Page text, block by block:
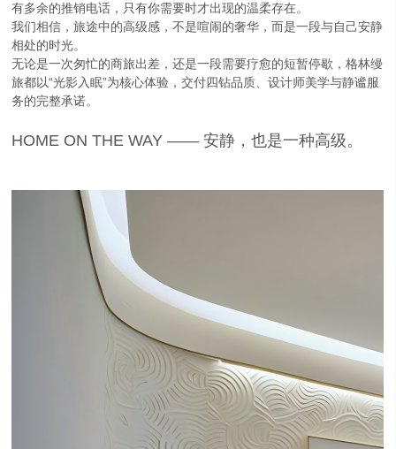
有多余的推销电话，只有你需要时才出现的温柔存在。
我们相信，旅途中的高级感，不是喧闹的奢华，而是一段与自己安静
相处的时光。
无论是一次匆忙的商旅出差，还是一段需要疗愈的短暂停歇，格林缦
旅都以“光影入眠”为核心体验，交付四钻品质、设计师美学与静谧服
务的完整承诺。
HOME ON THE WAY —— 安静，也是一种高级。